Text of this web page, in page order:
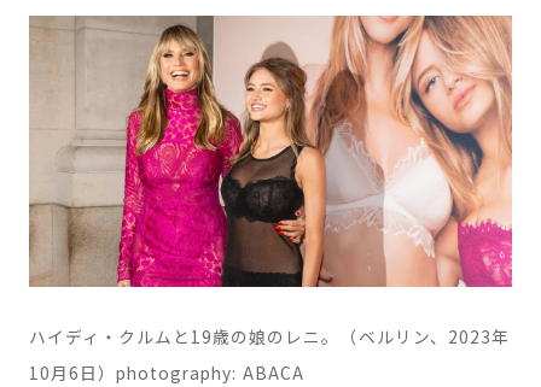
ハイディ・クルムと19歳の娘のレニ。（ベルリン、2023年
10月6日）photography: ABACA